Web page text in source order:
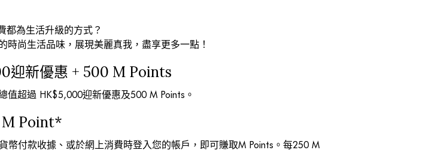
費都為生活升級的方式？
時尚生活品味，展現美麗真我，盡享更多一點！
迎新優惠 + 500 M Points
超過 HK$5,000迎新優惠及500 M Points。
M Point*
幣付款收據、或於網上消費時登入您的帳戶，即可賺取M Points。每250 M